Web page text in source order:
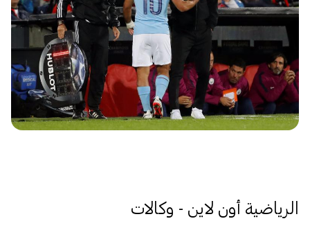
الرياضية أون لاين - وكالات